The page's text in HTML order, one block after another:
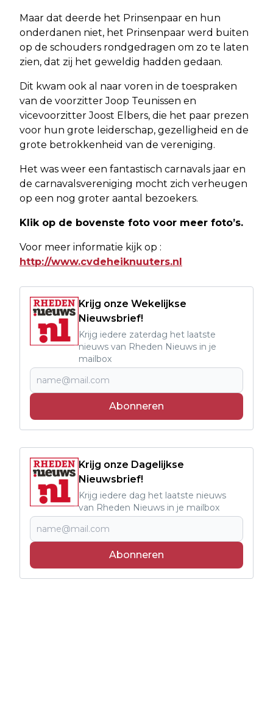
Maar dat deerde het Prinsenpaar en hun
onderdanen niet, het Prinsenpaar werd buiten
op de schouders rondgedragen om zo te laten
zien, dat zij het geweldig hadden gedaan.
Dit kwam ook al naar voren in de toespraken
van de voorzitter Joop Teunissen en
vicevoorzitter Joost Elbers, die het paar prezen
voor hun grote leiderschap, gezelligheid en de
grote betrokkenheid van de vereniging.
Het was weer een fantastisch carnavals jaar en
de carnavalsvereniging mocht zich verheugen
op een nog groter aantal bezoekers.
Klik op de bovenste foto voor meer foto’s.
Voor meer informatie kijk op :
http://www.cvdeheiknuuters.nl
Krijg onze Wekelijkse
Nieuwsbrief!
Krijg iedere zaterdag het laatste
nieuws van Rheden Nieuws in je
mailbox
Abonneren
Krijg onze Dagelijkse
Nieuwsbrief!
Krijg iedere dag het laatste nieuws
van Rheden Nieuws in je mailbox
Abonneren